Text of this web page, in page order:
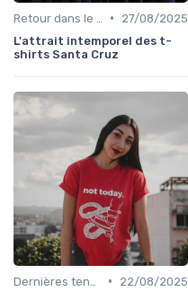
•
27/08/2025
L'attrait intemporel des t-
shirts Santa Cruz
•
22/08/2025